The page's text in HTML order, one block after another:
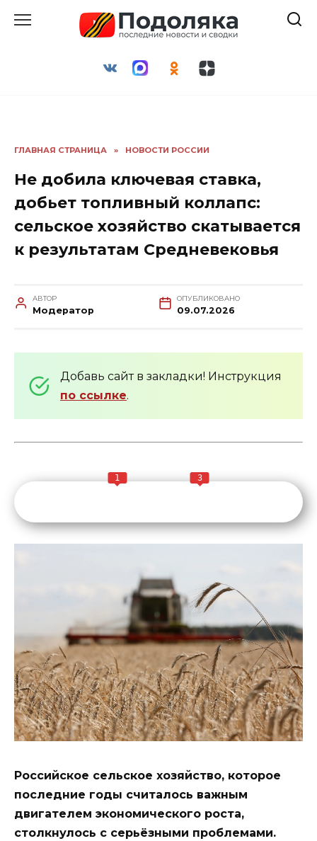
ГЛАВНАЯ СТРАНИЦА » НОВОСТИ РОССИИ
Не добила ключевая ставка,
добьет топливный коллапс:
сельское хозяйство скатывается
к результатам Средневековья
АВТОР
Модератор
ОПУБЛИКОВАНО
09.07.2026
Добавь сайт в закладки! Инструкция
по ссылке.
1 3
Российское сельское хозяйство, которое
последние годы считалось важным
двигателем экономического роста,
столкнулось с серьёзными проблемами.